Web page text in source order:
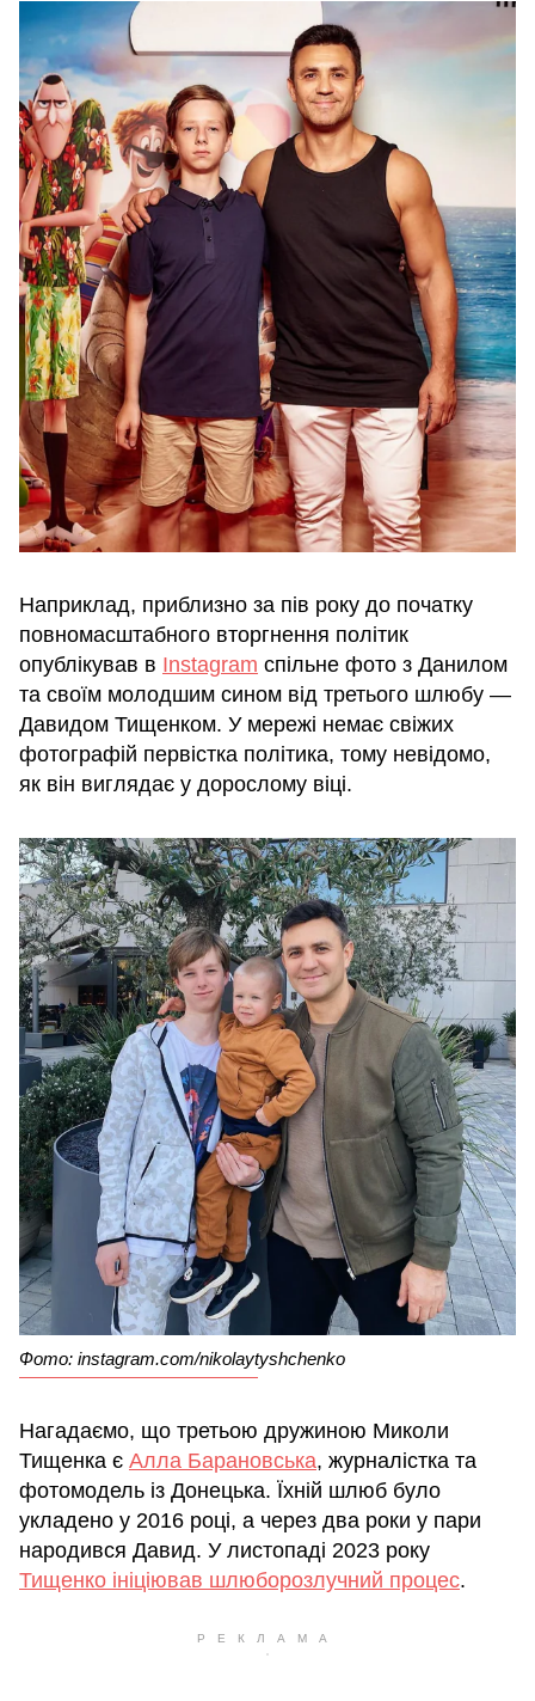
Наприклад, приблизно за пів року до початку
повномасштабного вторгнення політик
опублікував в Instagram спільне фото з Данилом
та своїм молодшим сином від третього шлюбу —
Давидом Тищенком. У мережі немає свіжих
фотографій первістка політика, тому невідомо,
як він виглядає у дорослому віці.
Фото: instagram.com/nikolaytyshchenko
Нагадаємо, що третьою дружиною Миколи
Тищенка є Алла Барановська, журналістка та
фотомодель із Донецька. Їхній шлюб було
укладено у 2016 році, а через два роки у пари
народився Давид. У листопаді 2023 року
Тищенко ініціював шлюборозлучний процес.